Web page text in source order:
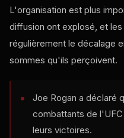
L'organisation est plus
diffusion ont explosé, et
régulièrement le décalage
sommes qu'ils perçoivent.
Joe Rogan a déclaré
combattants de
leurs victoires.